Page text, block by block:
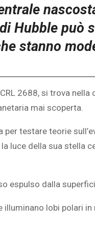
Hubble può
stanno
2688, si trova
mai scoperta.
per testare teorie
luce della sua stella
espulso dalla
lobi polari